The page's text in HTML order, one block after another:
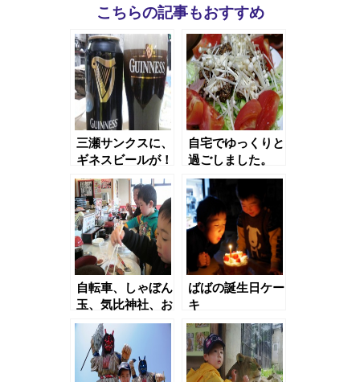
こちらの記事もおすすめ
三瀬サンクスに、
ギネスビールが！
自宅でゆっくりと
過ごしました。
自転車、しゃぼん
玉、気比神社、お
寿司、庄農らん展
（７）
ばばの誕生日ケー
キ